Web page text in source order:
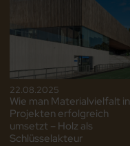
22.08.2025
Wie man Materialvielfalt in
Projekten erfolgreich
umsetzt – Holz als
Schlüsselakteur